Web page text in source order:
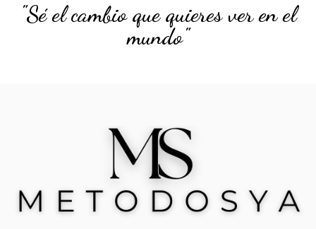
"Sé el cambio que quieres ver en el
mundo"